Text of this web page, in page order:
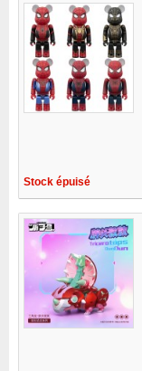
Stock épuisé